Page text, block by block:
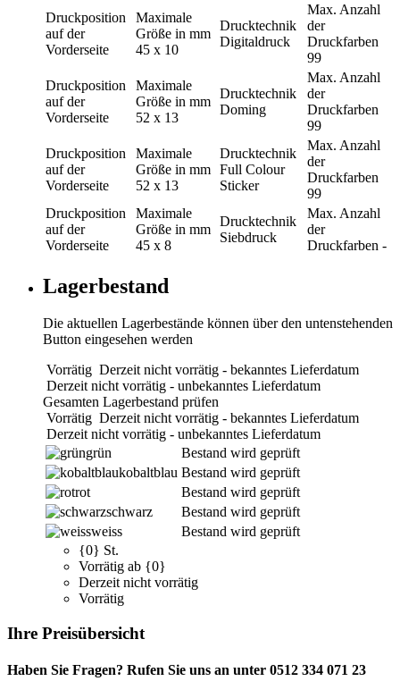
Druckposition
auf der
Vorderseite
Maximale
Größe in mm
45 x 10
Drucktechnik
Digitaldruck
Max. Anzahl
der
Druckfarben
99
Druckposition
auf der
Vorderseite
Maximale
Größe in mm
52 x 13
Drucktechnik
Doming
Max. Anzahl
der
Druckfarben
99
Druckposition
auf der
Vorderseite
Maximale
Größe in mm
52 x 13
Drucktechnik
Full Colour
Sticker
Max. Anzahl
der
Druckfarben
99
Druckposition
auf der
Vorderseite
Maximale
Größe in mm
45 x 8
Drucktechnik
Siebdruck
Max. Anzahl
der
Druckfarben -
Lagerbestand
Die aktuellen Lagerbestände können über den untenstehenden
Button eingesehen werden
Vorrätig Derzeit nicht vorrätig - bekanntes Lieferdatum
Derzeit nicht vorrätig - unbekanntes Lieferdatum
Gesamten Lagerbestand prüfen
Vorrätig Derzeit nicht vorrätig - bekanntes Lieferdatum
Derzeit nicht vorrätig - unbekanntes Lieferdatum
grün
Bestand wird geprüft
kobaltblau Bestand wird geprüft
rot
Bestand wird geprüft
schwarz
Bestand wird geprüft
weiss
Bestand wird geprüft
{0} St.
Vorrätig ab {0}
Derzeit nicht vorrätig
Vorrätig
Ihre Preisübersicht
Haben Sie Fragen? Rufen Sie uns an unter 0512 334 071 23